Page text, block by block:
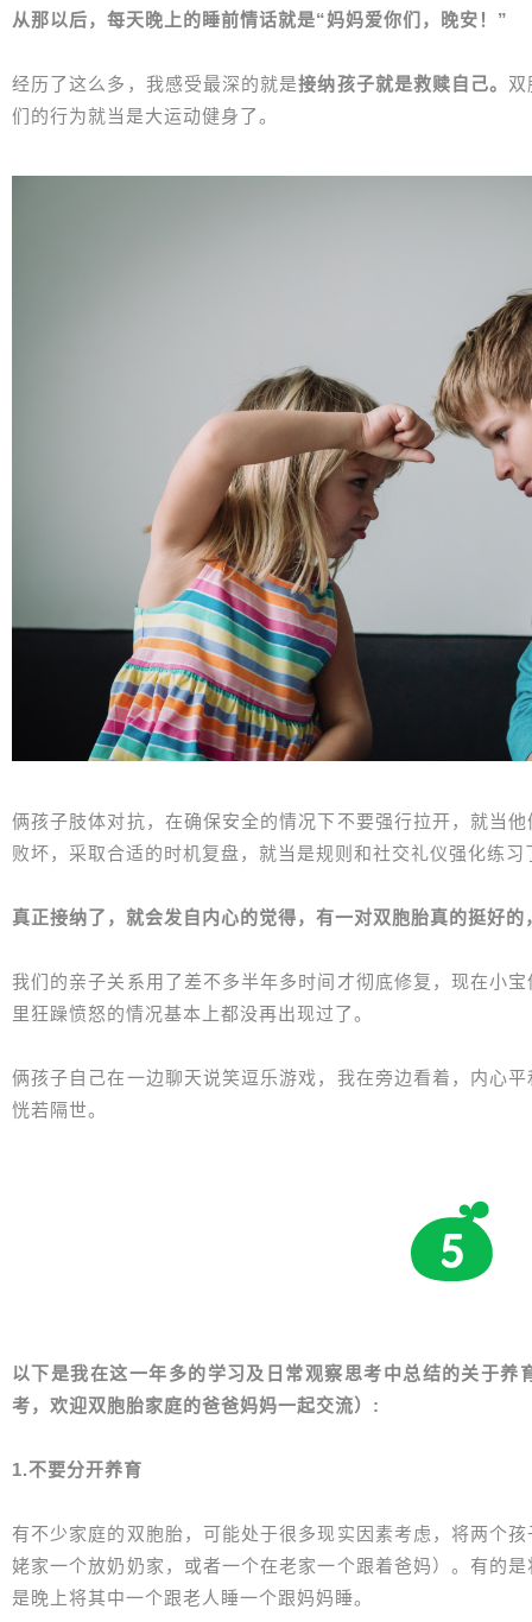
从那以后，每天晚上的睡前情话就是“妈妈爱你们，晚安！”
经历了这么多，我感受最深的就是接纳孩子就是救赎自己。 双
们的行为就当是大运动健身了。
俩孩子肢体对抗，在确保安全的情况下不要强行拉开，就当
败坏，采取合适的时机复盘，就当是规则和社交礼仪强化练习
真正接纳了，就会发自内心的觉得，有一对双胞胎真的挺好
我们的亲子关系用了差不多半年多时间才彻底修复，现在小
里狂躁愤怒的情况基本上都没再出现过了。
俩孩子自己在一边聊天说笑逗乐游戏，我在旁边看着，内心
恍若隔世。
以下是我在这一年多的学习及日常观察思考中总结的关于
考，欢迎双胞胎家庭的爸爸妈妈一起交流）:
1.不要分开养育
有不少家庭的双胞胎，可能处于很多现实因素考虑，将两个
姥家一个放奶奶家，或者一个在老家一个跟着爸妈）。有的
是晚上将其中一个跟老人睡一个跟妈妈睡。